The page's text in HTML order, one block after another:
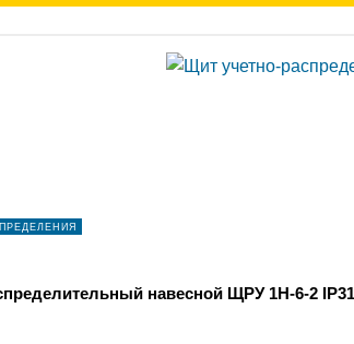
навесной ЩРУ 1Н-6-2 IP31